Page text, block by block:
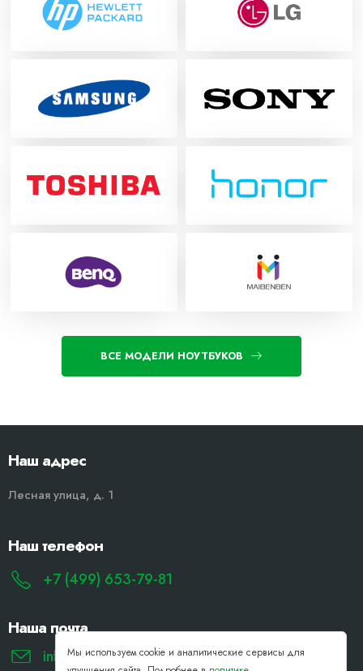
ВСЕ МОДЕЛИ НОУТБУКОВ
Наш адрес
Лесная улица, д. 1
Наш телефон
+7 (499) 653-79-81
Наша почта
info@remont-noutbukov-pk.ru
Мы используем cookie и аналитические сервисы для